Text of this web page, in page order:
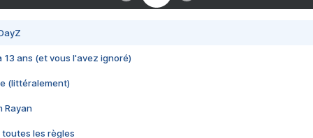
13 ans (et vous l'avez ignoré)
(littéralement)
Rayan
toutes les règles